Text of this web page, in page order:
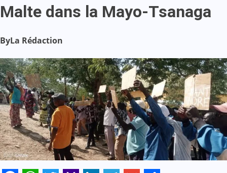
Malte dans la Mayo-Tsanaga
ByLa Rédaction